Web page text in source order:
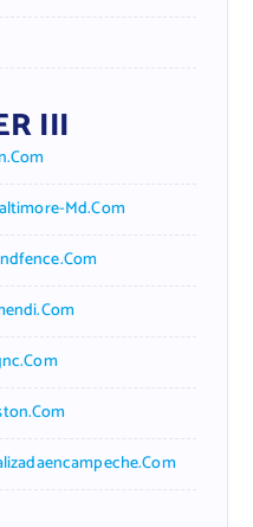
III
Md.com